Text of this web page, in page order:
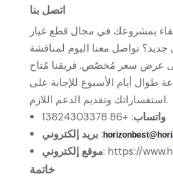
اتصل بنا
بمشروعك في مجال قطع غيار
تواصل معنا اليوم لمناقشة
عرض سعر مُخصّص. فريقنا مُتاح
طوال أيام الأسبوع للإجابة على
استفساراتك وتقديم الدعم اللازم.
واتساب: +86 13824303378
بريد إلكتروني:
موقع إلكتروني: https://
خاتمة